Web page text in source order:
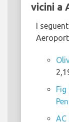
vicini a
I
Fig
AC